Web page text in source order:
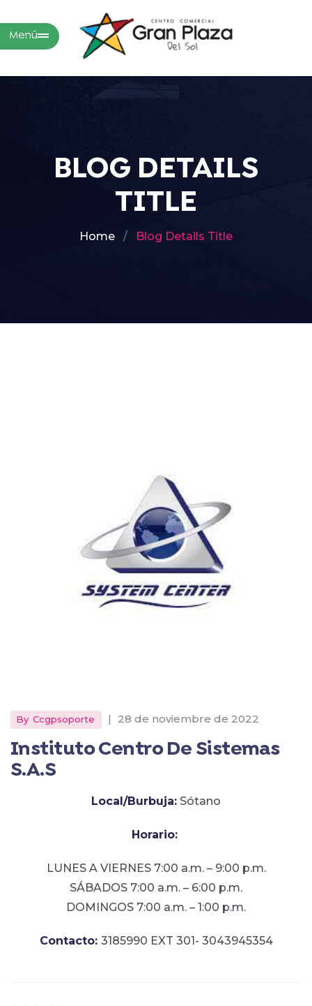
Menú
BLOG DETAILS
TITLE
Home Blog Details Title
By Ccgpsoporte | 28 de noviembre de 2022
Instituto Centro De Sistemas
S.A.S
Local/Burbuja: Sótano
Horario:
LUNES A VIERNES 7:00 a.m. – 9:00 p.m.
SÁBADOS 7:00 a.m. – 6:00 p.m.
DOMINGOS 7:00 a.m. – 1:00 p.m.
Contacto: 3185990 EXT 301- 3043945354